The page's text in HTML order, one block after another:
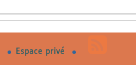
Espace privé